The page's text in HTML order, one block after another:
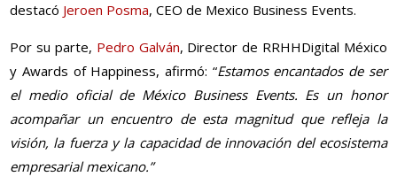
destacó Jeroen Posma, CEO de Mexico Business Events.
Por su parte, Pedro Galván, Director de RRHHDigital México
y Awards of Happiness, afirmó: “Estamos encantados de ser
el medio oficial de México Business Events. Es un honor
acompañar un encuentro de esta magnitud que refleja la
visión, la fuerza y la capacidad de innovación del ecosistema
empresarial mexicano.”